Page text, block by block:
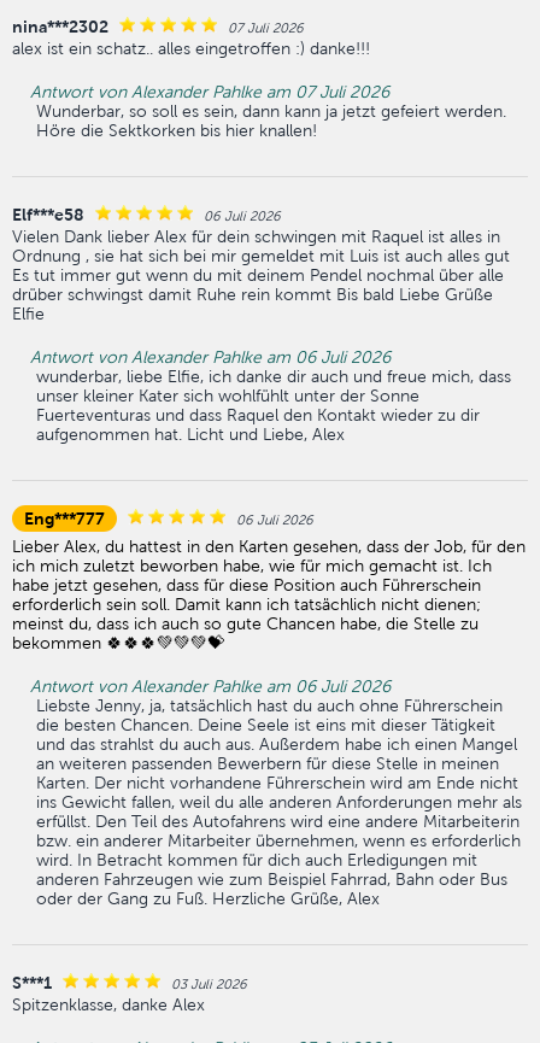
nina***2302 07 Juli 2026
alex ist ein schatz.. alles eingetroffen :) danke!!!
Antwort von Alexander Pahlke am 07 Juli 2026
Wunderbar, so soll es sein, dann kann ja jetzt gefeiert werden.
Höre die Sektkorken bis hier knallen!
Elf***e58 06 Juli 2026
Vielen Dank lieber Alex für dein schwingen mit Raquel ist alles in
Ordnung , sie hat sich bei mir gemeldet mit Luis ist auch alles gut
Es tut immer gut wenn du mit deinem Pendel nochmal über alle
drüber schwingst damit Ruhe rein kommt Bis bald Liebe Grüße
Elfie
Antwort von Alexander Pahlke am 06 Juli 2026
wunderbar, liebe Elfie, ich danke dir auch und freue mich, dass
unser kleiner Kater sich wohlfühlt unter der Sonne
Fuerteventuras und dass Raquel den Kontakt wieder zu dir
aufgenommen hat. Licht und Liebe, Alex
Eng***777 06 Juli 2026
Lieber Alex, du hattest in den Karten gesehen, dass der Job, für den
ich mich zuletzt beworben habe, wie für mich gemacht ist. Ich
habe jetzt gesehen, dass für diese Position auch Führerschein
erforderlich sein soll. Damit kann ich tatsächlich nicht dienen;
meinst du, dass ich auch so gute Chancen habe, die Stelle zu
bekommen 🍀🍀🍀💚💚💚💝
Antwort von Alexander Pahlke am 06 Juli 2026
Liebste Jenny, ja, tatsächlich hast du auch ohne Führerschein
die besten Chancen. Deine Seele ist eins mit dieser Tätigkeit
und das strahlst du auch aus. Außerdem habe ich einen Mangel
an weiteren passenden Bewerbern für diese Stelle in meinen
Karten. Der nicht vorhandene Führerschein wird am Ende nicht
ins Gewicht fallen, weil du alle anderen Anforderungen mehr als
erfüllst. Den Teil des Autofahrens wird eine andere Mitarbeiterin
bzw. ein anderer Mitarbeiter übernehmen, wenn es erforderlich
wird. In Betracht kommen für dich auch Erledigungen mit
anderen Fahrzeugen wie zum Beispiel Fahrrad, Bahn oder Bus
oder der Gang zu Fuß. Herzliche Grüße, Alex
S***1 03 Juli 2026
Spitzenklasse, danke Alex